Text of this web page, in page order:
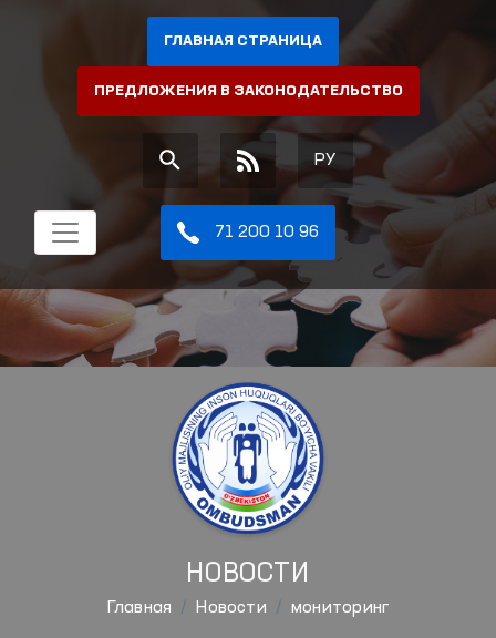
ГЛАВНАЯ СТРАНИЦА
ПРЕДЛОЖЕНИЯ В ЗАКОНОДАТЕЛЬСТВО
РУ
71 200 10 96
НОВОСТИ
Главная Новости мониторинг